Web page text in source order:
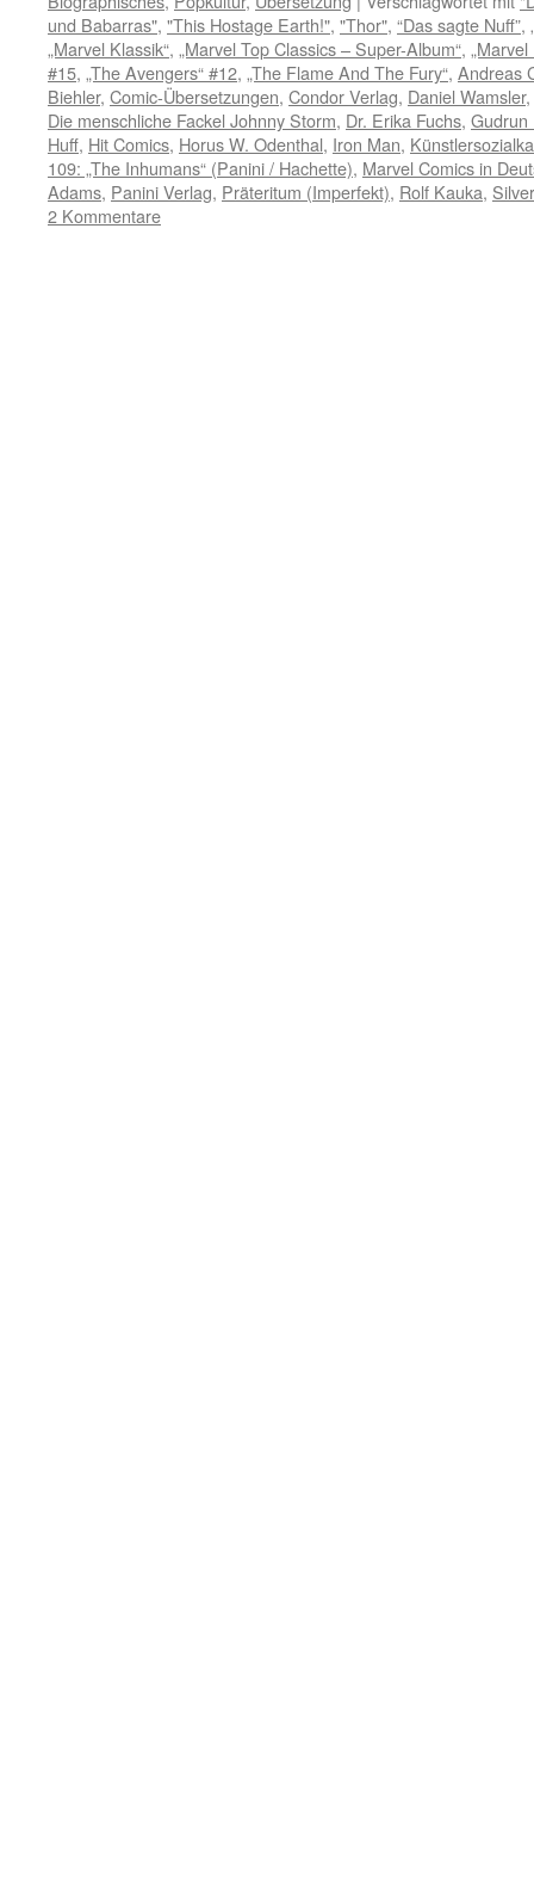
und Babarras", "This Hostage Earth!", "Thor", “Das sagte Nuff”,
„Marvel Klassik“, „Marvel Top Classics – Super-Album“,
#15, „The Avengers“ #12, „The Flame And The Fury“, Andreas
Biehler, Comic-Übersetzungen, Condor Verlag, Daniel Wamsler,
Die menschliche Fackel Johnny Storm, Dr. Erika Fuchs, Gudrun
Huff, Hit Comics, Horus W. Odenthal, Iron Man,
109: „The Inhumans“ (Panini / Hachette), Marvel Comics in
Adams, Panini Verlag, Präteritum (Imperfekt), Rolf Kauka,
2 Kommentare